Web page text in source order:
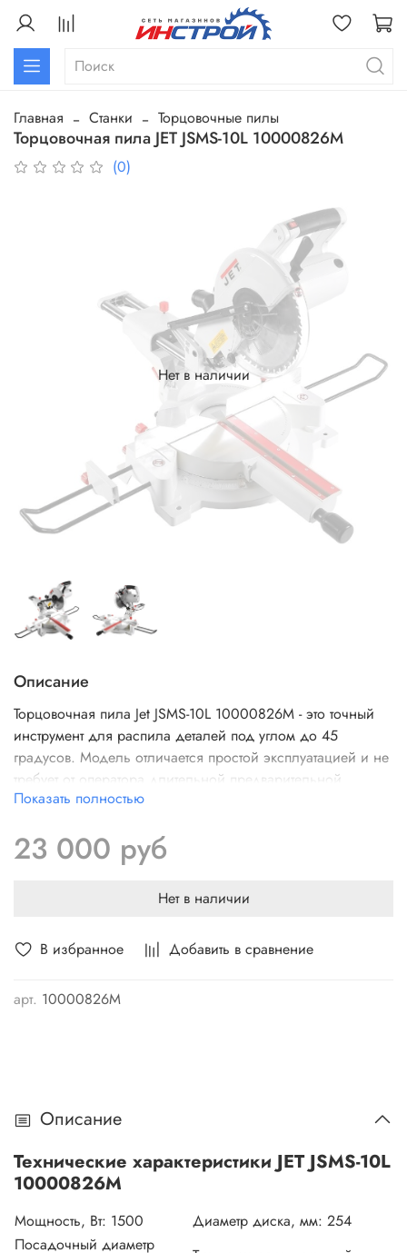
Главная Станки Торцовочные пилы
Торцовочная пила JET JSMS-10L 10000826М
(0)
В избранное Добавить в сравнение
арт. 10000826М
Нет в наличии
Описание
Торцовочная пила Jet JSMS-10L 10000826M - это точный
инструмент для распила деталей под углом до 45
градусов. Модель отличается простой эксплуатацией и не
требует от оператора длительной предварительной
подготовки. Конструкция агрегата позволяет выполнять
же части рабочего механизма (шарнирный узел и
маятниковый рычаг) служит алюминиевый сплав, что
обеспечивает одновременно легкость и прочность
модели. Благодаря удобному концевому упору оператор
Показать полностью
23 000 руб
Нет в наличии
Описание
Технические характеристики JET JSMS-10L
10000826M
Мощность, Вт: 1500 Диаметр диска, мм: 254
Посадочный диаметр